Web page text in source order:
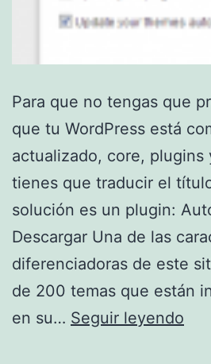
Para que no tengas que
que tu WordPress está
actualizado, core, plugins
tienes que traducir el
solución es un plugin:
Descargar Una de las
diferenciadoras de este
de 200 temas que están
en su… Seguir leyendo